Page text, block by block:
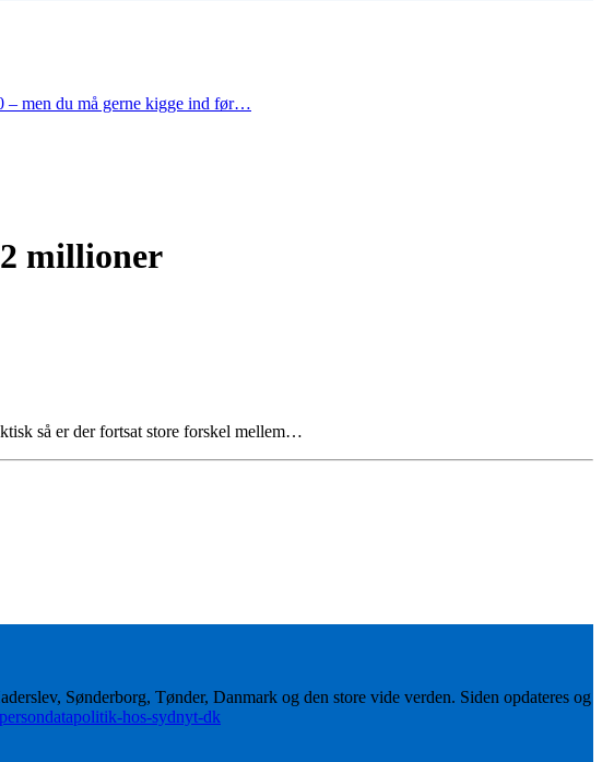
– men du må gerne kigge ind før…
millioner
så er der fortsat store forskel mellem…
Sønderborg, Tønder, Danmark og den store vide verden. Siden opdateres og
persondatapolitik-hos-sydnyt-dk